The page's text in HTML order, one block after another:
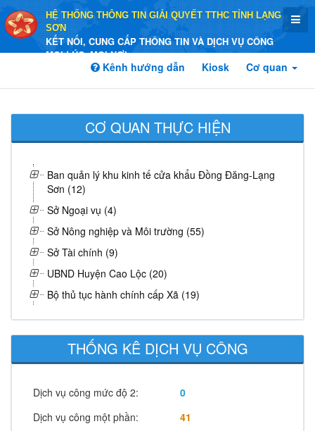
HỆ THỐNG THÔNG TIN GIẢI QUYẾT TTHC TỈNH LẠNG
SƠN
KẾT NỐI, CUNG CẤP THÔNG TIN VÀ DỊCH VỤ CÔNG
MỌI LÚC, MỌI NƠI
Kênh hướng dẫn Kiosk Cơ quan
CƠ QUAN THỰC HIỆN
Ban quản lý khu kinh tế cửa khẩu Đồng Đăng-Lạng
Sơn (12)
Sở Ngoại vụ (4)
Sở Nông nghiệp và Môi trường (55)
Sở Tài chính (9)
UBND Huyện Cao Lộc (20)
Bộ thủ tục hành chính cấp Xã (19)
THỐNG KÊ DỊCH VỤ CÔNG
Dịch vụ công mức độ 2:
0
Dịch vụ công một phần:
41